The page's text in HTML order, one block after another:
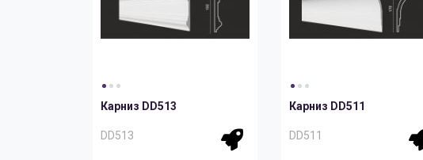
Карниз DD513
DD513
Карниз DD511
DD511